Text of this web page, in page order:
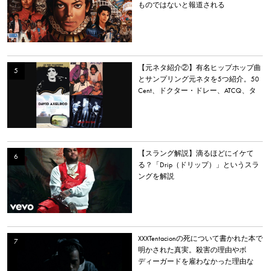
ものではないと報道される
【元ネタ紹介②】有名ヒップホップ曲
とサンプリング元ネタを5つ紹介。50
Cent、ドクター・ドレー、ATCQ、タ
【スラング解説】滴るほどにイケて
る？「Drip（ドリップ）」というスラ
ングを解説
XXXTentacionの死について書かれた本で
明かされた真実。殺害の理由やボ
ディーガードを雇わなかった理由な